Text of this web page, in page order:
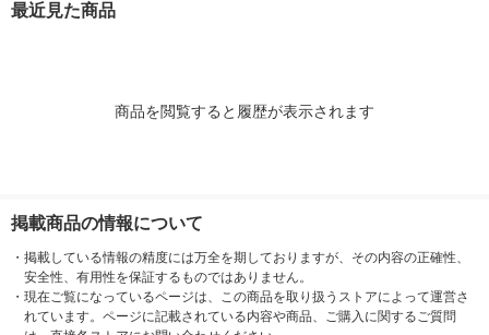
最近見た商品
商品を閲覧すると履歴が表示されます
掲載商品の情報について
・ 掲載している情報の精度には万全を期しておりますが、その内容の正確性、
安全性、有用性を保証するものではありません。
・ 現在ご覧になっているページは、この商品を取り扱うストアによって運営さ
れています。ページに記載されている内容や商品、ご購入に関するご質問